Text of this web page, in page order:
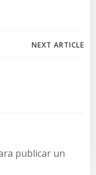
NEXT ARTICLE
publicar un